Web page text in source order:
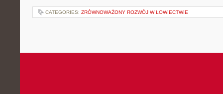
CATEGORIES: ZRÓWNOWAŻONY ROZWÓJ W ŁOWIECTWIE